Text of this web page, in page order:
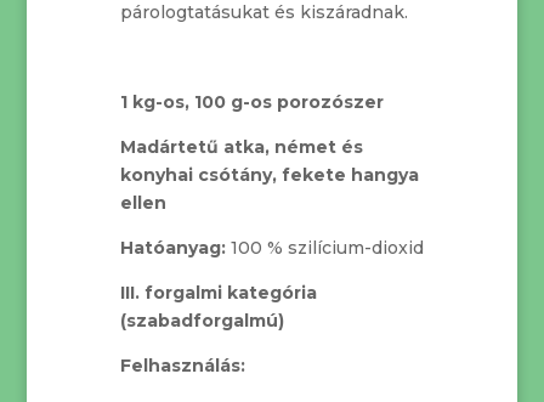
párologtatásukat és kiszáradnak.
1 kg-os, 100 g-os porozószer
Madártetű atka, német és
konyhai csótány, fekete hangya
ellen
Hatóanyag:100 % szilícium-dioxid
III. forgalmi kategória
(szabadforgalmú)
Felhasználás: